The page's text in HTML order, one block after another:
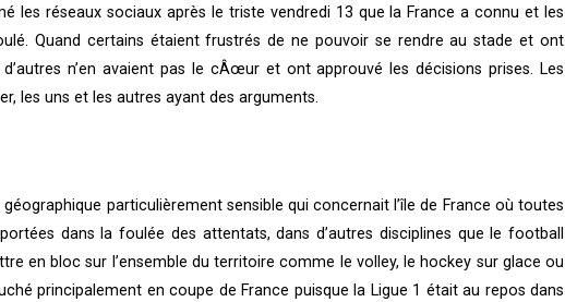
les réseaux sociaux après le triste vendredi 13 que la France a connu et les
Quand certains étaient frustrés de ne pouvoir se rendre au stade et ont
n’en avaient pas le cÂœur et ont approuvé les décisions prises. Les
les uns et les autres ayant des arguments.
particulièrement sensible qui concernait l’île de France où toutes
dans la foulée des attentats, dans d’autres disciplines que le football
en bloc sur l’ensemble du territoire comme le volley, le hockey sur glace ou
principalement en coupe de France puisque la Ligue 1 était au repos dans